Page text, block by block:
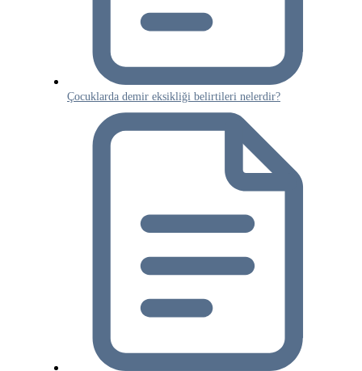
Çocuklarda demir eksikliği belirtileri nelerdir?